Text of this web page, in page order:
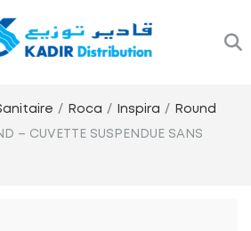
Roca Inspira Round
– CUVETTE SUSPENDUE SANS